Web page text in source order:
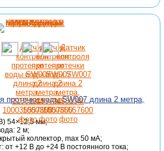
протечки воды SW007 длина 2 метра,
54×12,5 мм;
2 м;
коллектор, max 50 мА;
от +12 В до +24 В постоянного тока;